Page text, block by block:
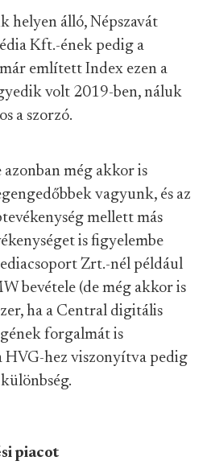
helyen álló, Népszavát
Kft.-ének pedig a
említett Index ezen a
volt 2019-ben, náluk
a szorzó.
még akkor is
vagyunk, és az
mellett más
is figyelembe
Zrt.-nél például
bevétele (de még akkor is
ha a Central digitális
forgalmát is
HVG-hez viszonyítva pedig
piacot